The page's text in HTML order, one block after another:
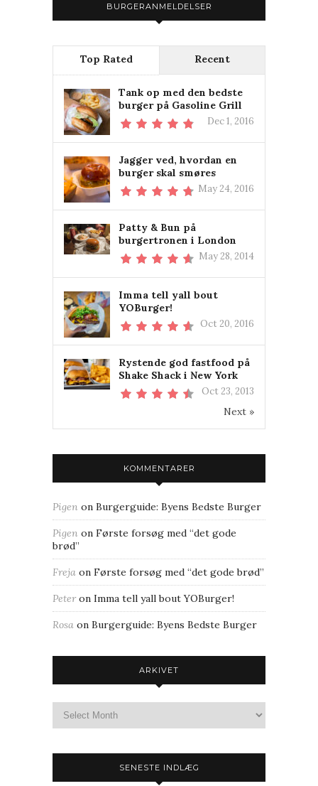
BURGERANMELDELSER
Top Rated Recent
Tank op med den bedste
burger på Gasoline Grill
Dec 1, 2016
Jagger ved, hvordan en
burger skal smøres
May 24, 2016
Patty & Bun på
burgertronen i London
May 28, 2014
Imma tell yall bout
YOBurger!
Oct 20, 2016
Rystende god fastfood på
Shake Shack i New York
Oct 23, 2013
Next »
KOMMENTARER
Pigen on Burgerguide: Byens Bedste Burger
Pigen on Første forsøg med “det gode
brød”
Freja on Første forsøg med “det gode brød”
Peteron Imma tell yall bout YOBurger!
Rosa on Burgerguide: Byens Bedste Burger
ARKIVET
SENESTE INDLÆG